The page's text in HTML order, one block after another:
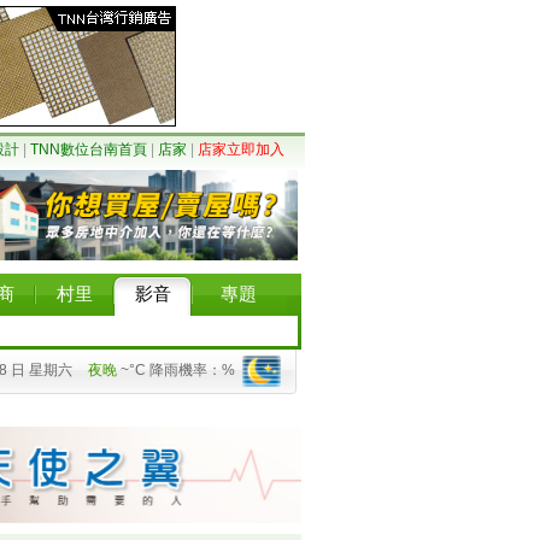
計 TNN數位台南首頁 店家 店家立即加入
村里 影音 專題
日 星期六 夜晚 ~°C 降雨機率：%